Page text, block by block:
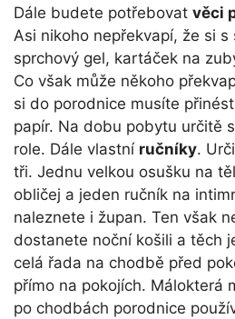
Dále budete potřebovat věci
Asi nikoho nepřekvapí, že si
sprchový gel, kartáček na
Co však může někoho
si do porodnice musíte
papír. Na dobu pobytu určitě
role. Dále vlastní ručníky.
tři. Jednu velkou osušku na
obličej a jeden ručník na
naleznete i župan. Ten však
dostanete noční košili a těch
celá řada na chodbě před
přímo na pokojích. Málokterá
po chodbách porodnice